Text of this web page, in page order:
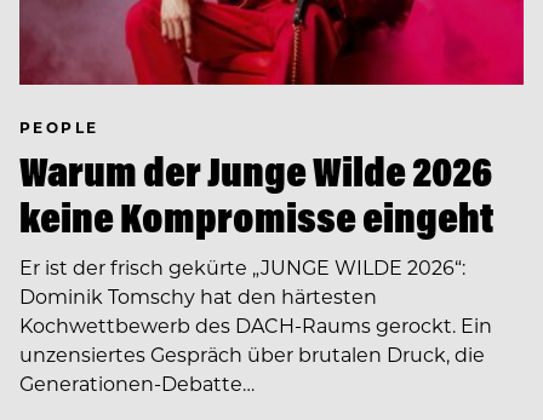
PEOPLE
Warum der Junge Wilde 2026
keine Kompromisse eingeht
Er ist der frisch gekürte „JUNGE WILDE 2026“:
Dominik Tomschy hat den härtesten
Kochwettbewerb des DACH-Raums gerockt. Ein
unzensiertes Gespräch über brutalen Druck, die
Generationen-Debatte…